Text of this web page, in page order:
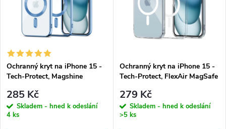
í
p
r
s
p
r
Ochranný kryt na iPhone 15 -
Tech-Protect, Magshine
285 Kč
Skladem - hned k odeslání
4 ks
Ochranný kryt na iPhone 15 -
Tech-Protect, FlexAir MagSafe
279 Kč
Skladem - hned k odeslání
>5 ks